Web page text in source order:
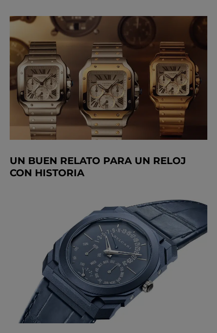
UN BUEN RELATO PARA UN RELOJ
CON HISTORIA